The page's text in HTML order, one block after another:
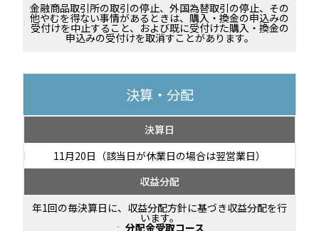
金融商品取引所の取引の停止、外国為替取引の停止、その
他やむを得ない事情があるときは、購入・換金の申込みの
受付けを中止すること、および既に受付けた購入・換金の
申込みの受付けを取消すことがあります。
決算・分配
決算日
11月20日（該当日が休業日の場合は翌営業日）
収益分配
年1回の毎決算日に、収益分配方針に基づき収益分配を行
います。
分配金受取コース